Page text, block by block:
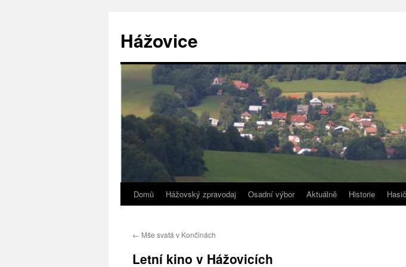
obsahu
webu
Hážovice
Domů Hážovský zpravodaj Osadní výbor Aktuálně Historie
← Mše svatá v Končinách
Letní kino v Hážovicích